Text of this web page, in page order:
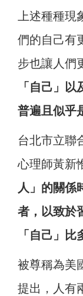
上述種種
們的自己有
步也讓人們
「自己」
普遍且似乎
台北市立聯
心理師黃新
人」的關係
者，以致於
「自己」比
被尊稱為美
提出，人有